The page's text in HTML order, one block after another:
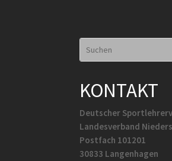
KONTAKT
Deutscher
Landesverband
Postfach 101201
30833 Langenhagen